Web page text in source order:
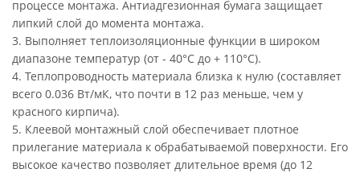
процессе монтажа. Антиадгезионная бумага защищает
липкий слой до момента монтажа.
3. Выполняет теплоизоляционные функции в широком
диапазоне температур (от - 40°С до + 110°С).
4. Теплопроводность материала близка к нулю (cоставляет
всего 0.036 Вт/мК, что почти в 12 раз меньше, чем у
красного кирпича).
5. Клеевой монтажный слой обеспечивает плотное
прилегание материала к обрабатываемой поверхности. Его
высокое качество позволяет длительное время (до 12